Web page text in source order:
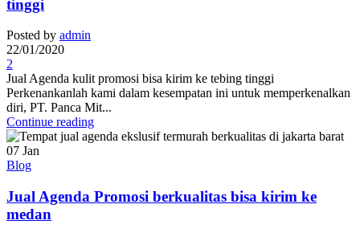
tinggi
Posted by admin
22/01/2020
2
Jual Agenda kulit promosi bisa kirim ke tebing tinggi
Perkenankanlah kami dalam kesempatan ini untuk memperkenalkan
diri, PT. Panca Mit...
Continue reading
07 Jan
Blog
Jual Agenda Promosi berkualitas bisa kirim ke
medan